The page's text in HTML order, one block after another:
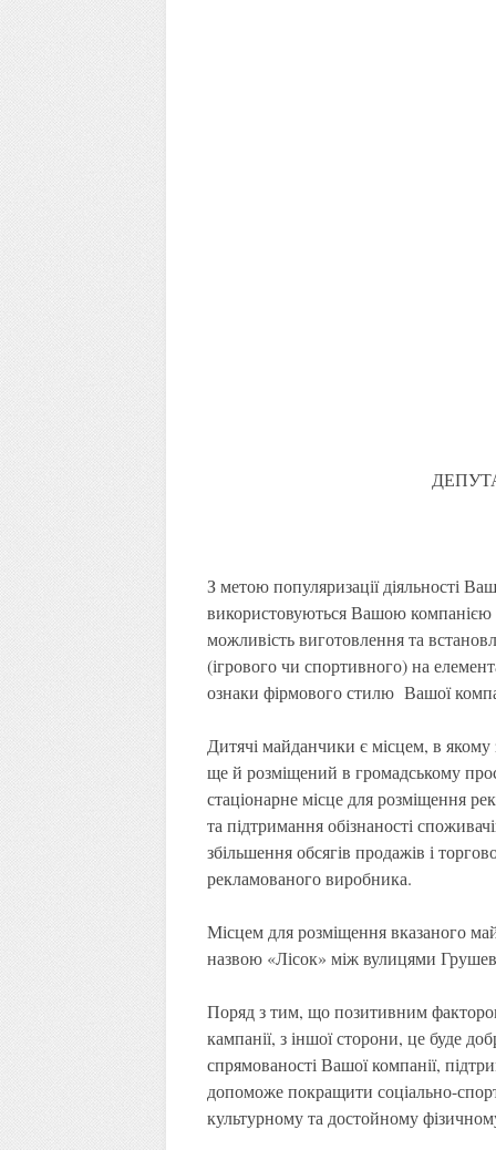
З метою популяризації діяльності
використовуються Вашою компанією
можливість виготовлення та
(ігрового чи спортивного) на
ознаки фірмового стилю Вашої
Дитячі майданчики є місцем, в якому
ще й розміщений в громадському
стаціонарне місце для розміщення
та підтримання обізнаності
збільшення обсягів продажів і
рекламованого виробника.
Місцем для розміщення вказаного
назвою «Лісок» між вулицями
Поряд з тим, що позитивним
кампанії, з іншої сторони, це буде
спрямованості Вашої компанії,
допоможе покращити соціально-
культурному та достойному